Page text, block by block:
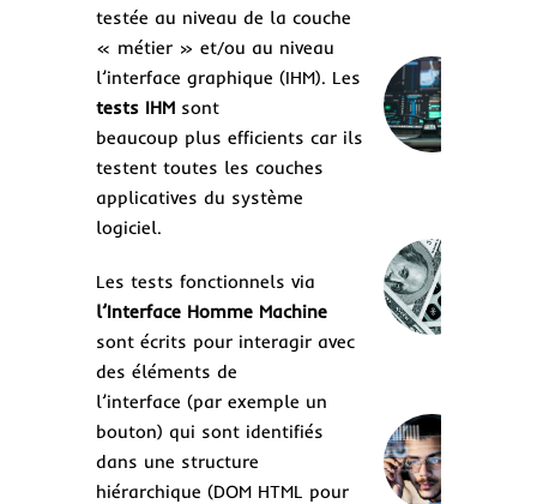
testée au niveau de la couche
« métier » et/ou au niveau
l’interface graphique (IHM). Les
tests IHMsont
beaucoup plus efficients car ils
testent toutes les couches
applicatives du système
logiciel.
Les tests fonctionnels via
l’Interface Homme Machine
sont écrits pour interagir avec
des éléments de
l’interface (par exemple un
bouton) qui sont identifiés
dans une structure
hiérarchique (DOM HTML pour